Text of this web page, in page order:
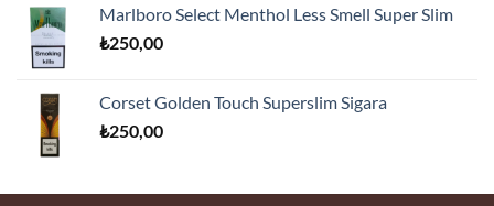
Marlboro Select Menthol Less Smell Super Slim
₺250,00
Corset Golden Touch Superslim Sigara
₺250,00